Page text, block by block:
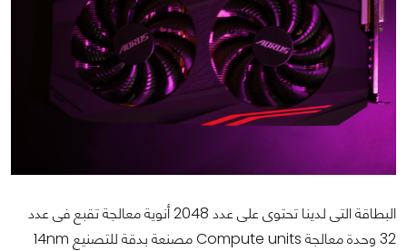
البطاقة التى لدينا تحتوى على عدد 2048 أنوية معالجة تقبع فى عدد
32 وحدة معالجة Compute units مصنعة بدقة للتصنيع 14nm